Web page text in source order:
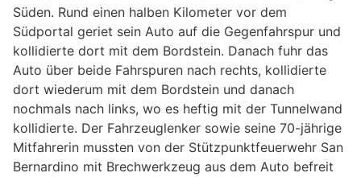
Süden. Rund einen halben Kilometer vor dem
Südportal geriet sein Auto auf die Gegenfahrspur und
kollidierte dort mit dem Bordstein. Danach fuhr das
Auto über beide Fahrspuren nach rechts, kollidierte
dort wiederum mit dem Bordstein und danach
nochmals nach links, wo es heftig mit der Tunnelwand
kollidierte. Der Fahrzeuglenker sowie seine 70-jährige
Mitfahrerin mussten von der Stützpunktfeuerwehr San
Bernardino mit Brechwerkzeug aus dem Auto befreit